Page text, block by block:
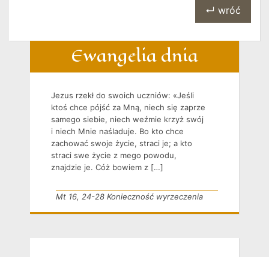
↵ wróć
Ewangelia dnia
Jezus rzekł do swoich uczniów: «Jeśli
ktoś chce pójść za Mną, niech się zaprze
samego siebie, niech weźmie krzyż swój
i niech Mnie naśladuje. Bo kto chce
zachować swoje życie, straci je; a kto
straci swe życie z mego powodu,
znajdzie je. Cóż bowiem z […]
Mt 16, 24-28 Konieczność wyrzeczenia